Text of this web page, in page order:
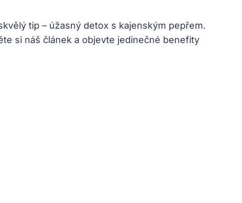
tip – úžasný detox s kajenským pepřem.
si náš článek a objevte jedinečné benefity